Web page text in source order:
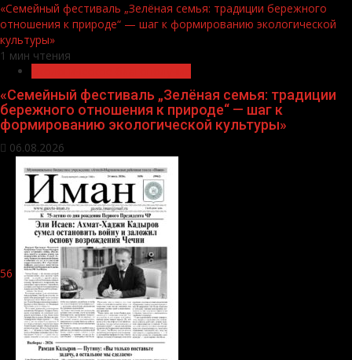
«Семейный фестиваль „Зелёная семья: традиции бережного
отношения к природе“ — шаг к формированию экологической
культуры»
1 мин чтения
«Семейный фестиваль „Зелёная семья: традиции
бережного отношения к природе“ — шаг к
формированию экологической культуры»
06.08.2026
56